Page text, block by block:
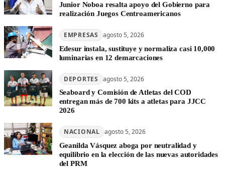
Junior Noboa resalta apoyo del Gobierno para
realización Juegos Centroamericanos
EMPRESAS agosto 5, 2026
Edesur instala, sustituye y normaliza casi 10,000
luminarias en 12 demarcaciones
DEPORTES agosto 5, 2026
Seaboard y Comisión de Atletas del COD
entregan más de 700 kits a atletas para JJCC
2026
NACIONAL agosto 5, 2026
Geanilda Vásquez aboga por neutralidad y
equilibrio en la elección de las nuevas autoridades
del PRM